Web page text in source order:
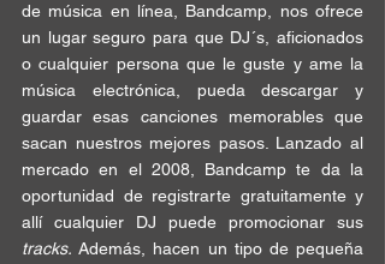
de música en línea, Bandcamp , nos ofrece
un lugar seguro para que DJ´s, aficionados
o cualquier persona que le guste y ame la
música electrónica, pueda descargar y
guardar esas canciones memorables que
sacan nuestros mejores pasos. Lanzado al
mercado en el 2008, Bandcamp te da la
oportunidad de registrarte gratuitamente y
tracks. Además, hacen un tipo de pequeña